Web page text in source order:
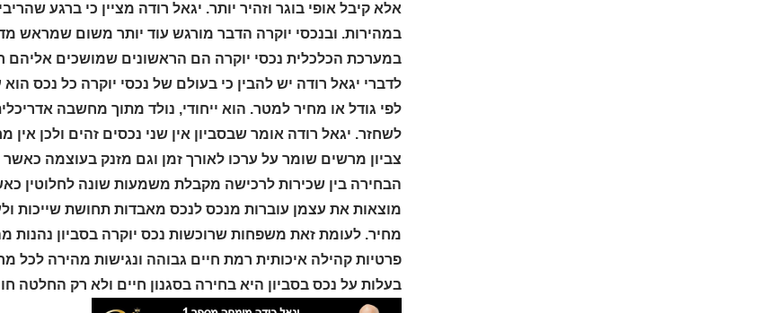
אלא קיבל אופי בוגר וזהיר יותר. יגאל רודה מציין כי ברגע
במהירות. ובנכסי יוקרה הדבר מורגש עוד יותר משום שמראש
במערכת הכלכלית נכסי יוקרה הם הראשונים שמושכים אליהם
לדברי יגאל רודה יש להבין כי בעולם של נכסי יוקרה כל נכס
לפי גודל או מחיר למטר. הוא ייחודי, נולד מתוך מחשבה
לשחזר. יגאל רודה אומר שבסביון אין שני נכסים זהים ולכן
צביון מרשים שומר על ערכו לאורך זמן וגם מזנק בעוצמה
הבחירה בין שכירות לרכישה מקבלת משמעות שונה לחלוטין
מוצאות את עצמן עוברות מנכס לנכס מאבדות תחושת שייכות
מחיר. לעומת זאת משפחות שרוכשות נכס יוקרה בסביון
פרטיות קהילה איכותית רמת חיים גבוהה ונגישות מהירה לכל
בעלות על נכס בסביון היא בחירה בסגנון חיים ולא רק החלטה